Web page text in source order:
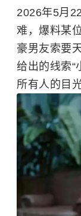
2026年5月
难，爆料某
豪男友索要
给出的线索“
所有人的目